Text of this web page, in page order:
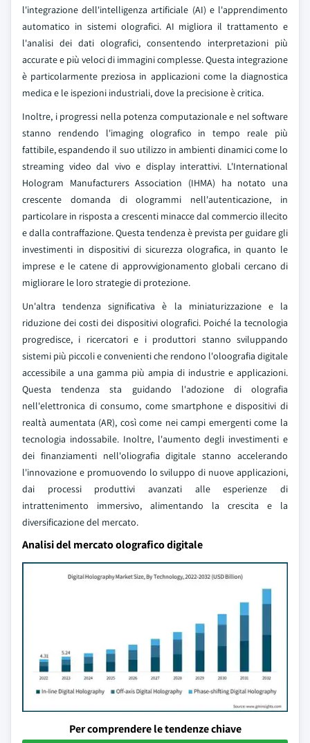
l'integrazione dell'intelligenza artificiale (AI) e l'apprendimento
automatico in sistemi olografici. AI migliora il trattamento e
l'analisi dei dati olografici, consentendo interpretazioni più
accurate e più veloci di immagini complesse. Questa integrazione
è particolarmente preziosa in applicazioni come la diagnostica
medica e le ispezioni industriali, dove la precisione è critica.
Inoltre, i progressi nella potenza computazionale e nel software
stanno rendendo l'imaging olografico in tempo reale più
fattibile, espandendo il suo utilizzo in ambienti dinamici come lo
streaming video dal vivo e display interattivi. L'International
Hologram Manufacturers Association (IHMA) ha notato una
crescente domanda di ologrammi nell'autenticazione, in
particolare in risposta a crescenti minacce dal commercio illecito
e dalla contraffazione. Questa tendenza è prevista per guidare gli
investimenti in dispositivi di sicurezza olografica, in quanto le
imprese e le catene di approvvigionamento globali cercano di
migliorare le loro strategie di protezione.
Un'altra tendenza significativa è la miniaturizzazione e la
riduzione dei costi dei dispositivi olografici. Poiché la tecnologia
progredisce, i ricercatori e i produttori stanno sviluppando
sistemi più piccoli e convenienti che rendono l'oloografia digitale
accessibile a una gamma più ampia di industrie e applicazioni.
Questa tendenza sta guidando l'adozione di olografia
nell'elettronica di consumo, come smartphone e dispositivi di
realtà aumentata (AR), così come nei campi emergenti come la
tecnologia indossabile. Inoltre, l'aumento degli investimenti e
dei finanziamenti nell'oliografia digitale stanno accelerando
l'innovazione e promuovendo lo sviluppo di nuove applicazioni,
dai processi produttivi avanzati alle esperienze di
intrattenimento immersivo, alimentando la crescita e la
diversificazione del mercato.
Analisi del mercato olografico digitale
Per comprendere le tendenze chiave